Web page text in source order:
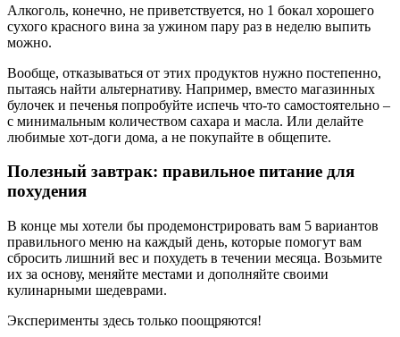
Алкоголь, конечно, не приветствуется, но 1 бокал хорошего
сухого красного вина за ужином пару раз в неделю выпить
можно.
Вообще, отказываться от этих продуктов нужно постепенно,
пытаясь найти альтернативу. Например, вместо магазинных
булочек и печенья попробуйте испечь что-то самостоятельно –
с минимальным количеством сахара и масла. Или делайте
любимые хот-доги дома, а не покупайте в общепите.
Полезный завтрак: правильное питание для
похудения
В конце мы хотели бы продемонстрировать вам 5 вариантов
правильного меню на каждый день, которые помогут вам
сбросить лишний вес и похудеть в течении месяца. Возьмите
их за основу, меняйте местами и дополняйте своими
кулинарными шедеврами.
Эксперименты здесь только поощряются!